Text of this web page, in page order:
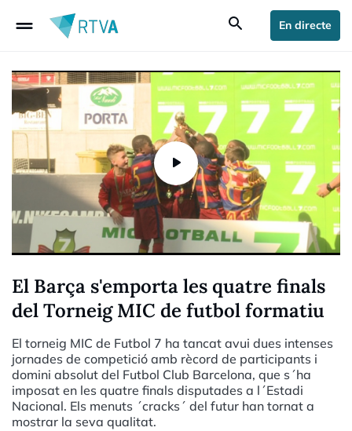
drag_handle search En directe
El Barça s'emporta les quatre finals
del Torneig MIC de futbol formatiu
El torneig MIC de Futbol 7 ha tancat avui dues intenses
jornades de competició amb rècord de participants i
domini absolut del Futbol Club Barcelona, que s´ha
imposat en les quatre finals disputades a l´Estadi
Nacional. Els menuts ´cracks´ del futur han tornat a
mostrar la seva qualitat.